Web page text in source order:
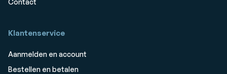
Contact
Klantenservice
Aanmelden en account
Bestellen en betalen